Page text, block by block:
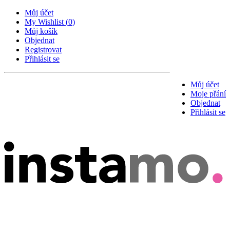
Můj účet
My Wishlist (0)
Můj košík
Objednat
Registrovat
Přihlásit se
Můj účet
Moje přání
Objednat
Přihlásit se